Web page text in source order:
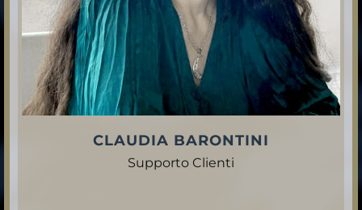
CLAUDIA BARONTINI
Supporto Clienti